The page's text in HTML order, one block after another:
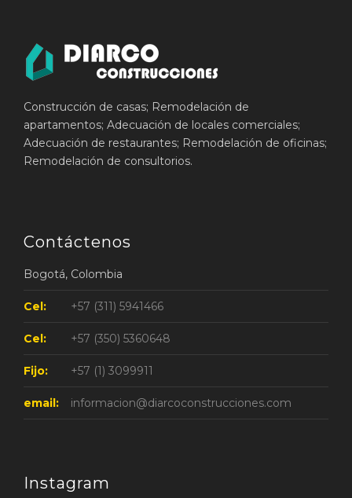
Construcción de casas; Remodelación de
apartamentos; Adecuación de locales comerciales;
Adecuación de restaurantes; Remodelación de oficinas;
Remodelación de consultorios.
Contáctenos
Bogotá, Colombia
Cel: +57 (311) 5941466
Cel: +57 (350) 5360648
Fijo: +57 (1) 3099911
email: informacion@diarcoconstrucciones.com
Instagram